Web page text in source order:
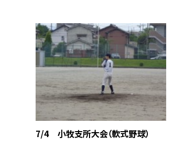
7/4 小牧支所大会（軟式野球）